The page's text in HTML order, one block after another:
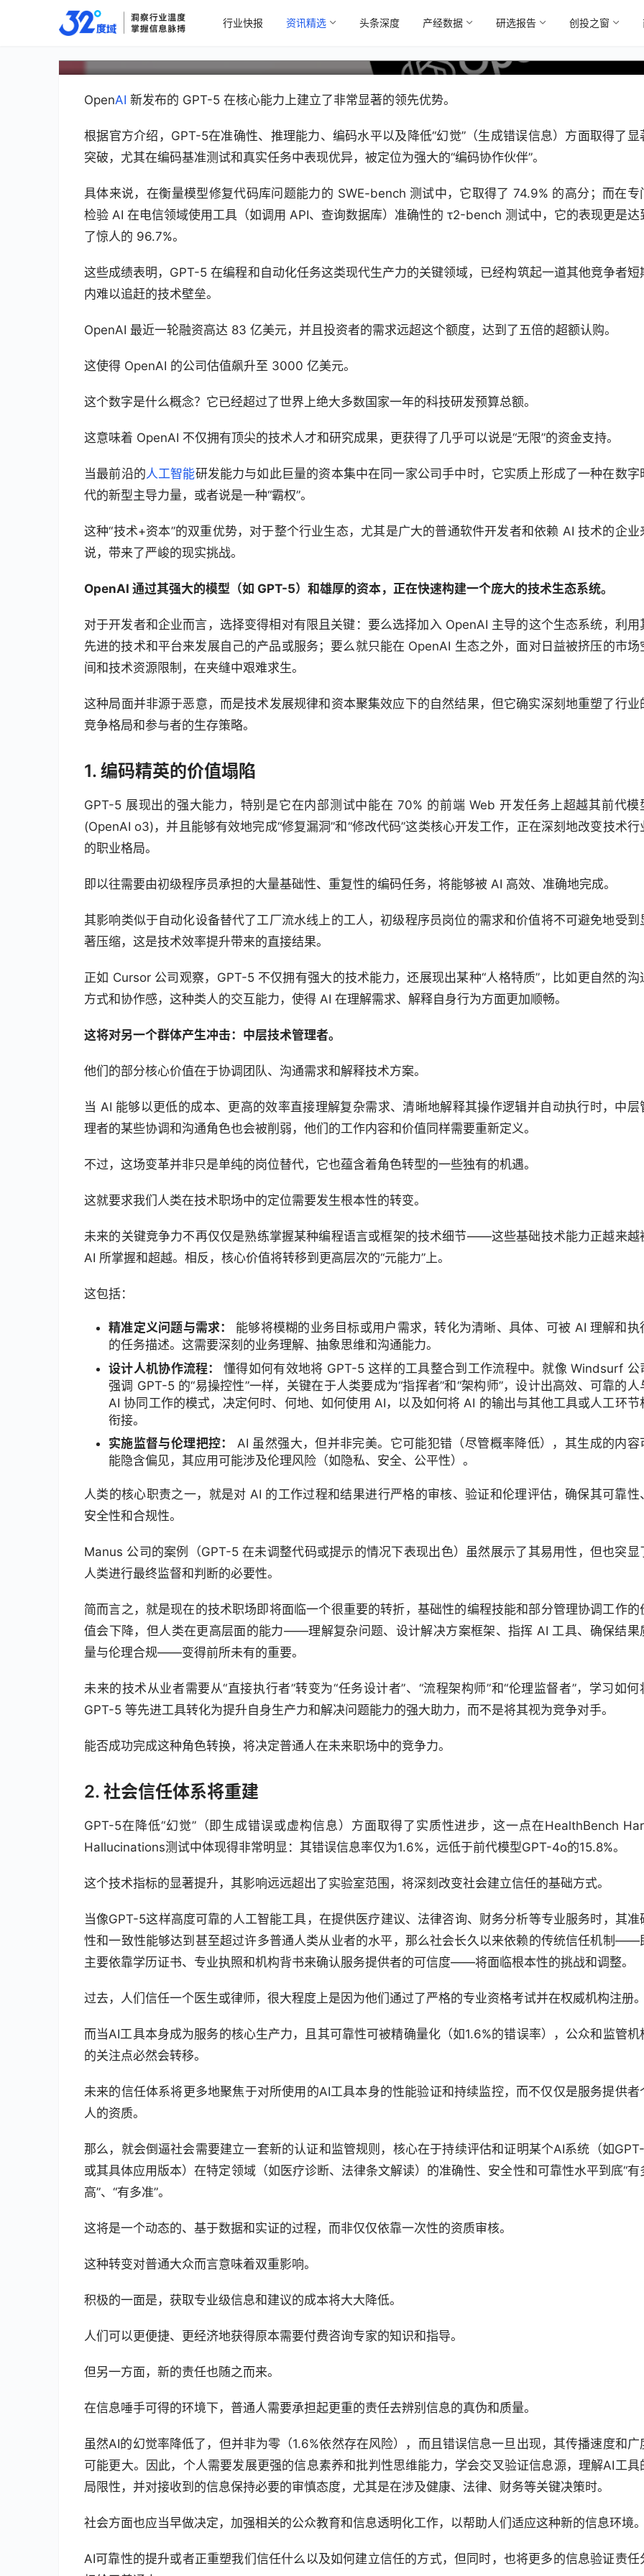
行业快报 资讯精选 头条深度 产经数据 研选报告 创投之窗
原创 GPT-5发布：普通打工人如何避免被AI淘汰？
OpenAI 新发布的 GPT-5 在核心能力上建立了非常显著的领先优势。
根据官方介绍，GPT-5在准确性、推理能力、编码水平以及降低“幻觉”（生成错误信息）方面取得了显
突破，尤其在编码基准测试和真实任务中表现优异，被定位为强大的“编码协作伙伴”。
具体来说，在衡量模型修复代码库问题能力的 SWE-bench 测试中，它取得了 74.9% 的高分；而在专
检验 AI 在电信领域使用工具（如调用 API、查询数据库）准确性的 τ2-bench 测试中，它的表现更是达
了惊人的 96.7%。
这些成绩表明，GPT-5 在编程和自动化任务这类现代生产力的关键领域，已经构筑起一道其他竞争者短
内难以追赶的技术壁垒。
OpenAI 最近一轮融资高达 83 亿美元，并且投资者的需求远超这个额度，达到了五倍的超额认购。
这使得 OpenAI 的公司估值飙升至 3000 亿美元。
这个数字是什么概念？它已经超过了世界上绝大多数国家一年的科技研发预算总额。
这意味着 OpenAI 不仅拥有顶尖的技术人才和研究成果，更获得了几乎可以说是“无限”的资金支持。
当最前沿的人工智能研发能力与如此巨量的资本集中在同一家公司手中时，它实质上形成了一种在数字
代的新型主导力量，或者说是一种“霸权”。
这种“技术+资本”的双重优势，对于整个行业生态，尤其是广大的普通软件开发者和依赖 AI 技术的企业
说，带来了严峻的现实挑战。
OpenAI 通过其强大的模型（如 GPT-5）和雄厚的资本，正在快速构建一个庞大的技术生态系统。
对于开发者和企业而言，选择变得相对有限且关键：要么选择加入 OpenAI 主导的这个生态系统，利用
先进的技术和平台来发展自己的产品或服务；要么就只能在 OpenAI 生态之外，面对日益被挤压的市场
间和技术资源限制，在夹缝中艰难求生。
这种局面并非源于恶意，而是技术发展规律和资本聚集效应下的自然结果，但它确实深刻地重塑了行业
竞争格局和参与者的生存策略。
1. 编码精英的价值塌陷
GPT-5 展现出的强大能力，特别是它在内部测试中能在 70% 的前端 Web 开发任务上超越其前代模
(OpenAI o3)，并且能够有效地完成“修复漏洞”和“修改代码”这类核心开发工作，正在深刻地改变技术行
的职业格局。
即以往需要由初级程序员承担的大量基础性、重复性的编码任务，将能够被 AI 高效、准确地完成。
其影响类似于自动化设备替代了工厂流水线上的工人，初级程序员岗位的需求和价值将不可避免地受到
著压缩，这是技术效率提升带来的直接结果。
正如 Cursor 公司观察，GPT-5 不仅拥有强大的技术能力，还展现出某种“人格特质”，比如更自然的沟
方式和协作感，这种类人的交互能力，使得 AI 在理解需求、解释自身行为方面更加顺畅。
这将对另一个群体产生冲击：中层技术管理者。
他们的部分核心价值在于协调团队、沟通需求和解释技术方案。
当 AI 能够以更低的成本、更高的效率直接理解复杂需求、清晰地解释其操作逻辑并自动执行时，中层
理者的某些协调和沟通角色也会被削弱，他们的工作内容和价值同样需要重新定义。
不过，这场变革并非只是单纯的岗位替代，它也蕴含着角色转型的一些独有的机遇。
这就要求我们人类在技术职场中的定位需要发生根本性的转变。
未来的关键竞争力不再仅仅是熟练掌握某种编程语言或框架的技术细节——这些基础技术能力正越来越
AI 所掌握和超越。相反，核心价值将转移到更高层次的“元能力”上。
这包括：
精准定义问题与需求： 能够将模糊的业务目标或用户需求，转化为清晰、具体、可被 AI 理解和执
的任务描述。这需要深刻的业务理解、抽象思维和沟通能力。
设计人机协作流程：懂得如何有效地将 GPT-5 这样的工具整合到工作流程中。就像 Windsurf 公
强调 GPT-5 的“易操控性”一样，关键在于人类要成为“指挥者”和“架构师”，设计出高效、可靠的人
AI 协同工作的模式，决定何时、何地、如何使用 AI，以及如何将 AI 的输出与其他工具或人工环节
衔接。
实施监督与伦理把控：
AI 虽然强大，但并非完美。它可能犯错（尽管概率降低），其生成的内容
能隐含偏见，其应用可能涉及伦理风险（如隐私、安全、公平性）。
人类的核心职责之一，就是对 AI 的工作过程和结果进行严格的审核、验证和伦理评估，确保其可靠性、
安全性和合规性。
Manus 公司的案例（GPT-5 在未调整代码或提示的情况下表现出色）虽然展示了其易用性，但也突显
人类进行最终监督和判断的必要性。
简而言之，就是现在的技术职场即将面临一个很重要的转折，基础性的编程技能和部分管理协调工作的
值会下降，但人类在更高层面的能力——理解复杂问题、设计解决方案框架、指挥 AI 工具、确保结果
量与伦理合规——变得前所未有的重要。
未来的技术从业者需要从“直接执行者”转变为“任务设计者”、“流程架构师”和“伦理监督者”，学习如何
GPT-5 等先进工具转化为提升自身生产力和解决问题能力的强大助力，而不是将其视为竞争对手。
能否成功完成这种角色转换，将决定普通人在未来职场中的竞争力。
2. 社会信任体系将重建
GPT-5在降低“幻觉”（即生成错误或虚构信息）方面取得了实质性进步，这一点在HealthBench
Hallucinations测试中体现得非常明显：其错误信息率仅为1.6%，远低于前代模型GPT-4o的15.8%。
这个技术指标的显著提升，其影响远远超出了实验室范围，将深刻改变社会建立信任的基础方式。
当像GPT-5这样高度可靠的人工智能工具，在提供医疗建议、法律咨询、财务分析等专业服务时，其准
性和一致性能够达到甚至超过许多普通人类从业者的水平，那么社会长久以来依赖的传统信任机制——
主要依靠学历证书、专业执照和机构背书来确认服务提供者的可信度——将面临根本性的挑战和调整。
过去，人们信任一个医生或律师，很大程度上是因为他们通过了严格的专业资格考试并在权威机构注册。
而当AI工具本身成为服务的核心生产力，且其可靠性可被精确量化（如1.6%的错误率），公众和监管机
的关注点必然会转移。
未来的信任体系将更多地聚焦于对所使用的AI工具本身的性能验证和持续监控，而不仅仅是服务提供者
人的资质。
那么，就会倒逼社会需要建立一套新的认证和监管规则，核心在于持续评估和证明某个AI系统（如
或其具体应用版本）在特定领域（如医疗诊断、法律条文解读）的准确性、安全性和可靠性水平到底“有
高”、“有多准”。
这将是一个动态的、基于数据和实证的过程，而非仅仅依靠一次性的资质审核。
这种转变对普通大众而言意味着双重影响。
积极的一面是，获取专业级信息和建议的成本将大大降低。
人们可以更便捷、更经济地获得原本需要付费咨询专家的知识和指导。
但另一方面，新的责任也随之而来。
在信息唾手可得的环境下，普通人需要承担起更重的责任去辨别信息的真伪和质量。
虽然AI的幻觉率降低了，但并非为零（1.6%依然存在风险），而且错误信息一旦出现，其传播速度和广
可能更大。因此，个人需要发展更强的信息素养和批判性思维能力，学会交叉验证信息源，理解AI工具
局限性，并对接收到的信息保持必要的审慎态度，尤其是在涉及健康、法律、财务等关键决策时。
社会方面也应当早做决定，加强相关的公众教育和信息透明化工作，以帮助人们适应这种新的信息环境。
AI可靠性的提升或者正重塑我们信任什么以及如何建立信任的方式，但同时，也将更多的信息验证责任